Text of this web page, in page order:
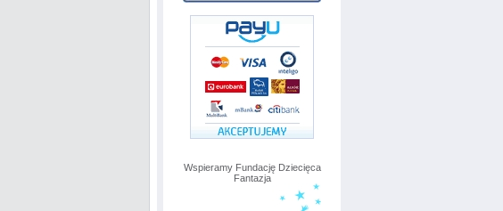
Wspieramy Fundację Dziecięca
Fantazja